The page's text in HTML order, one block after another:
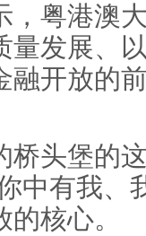
，粤港澳
量发展、
融开放的
桥头堡的
中有我、
核心。